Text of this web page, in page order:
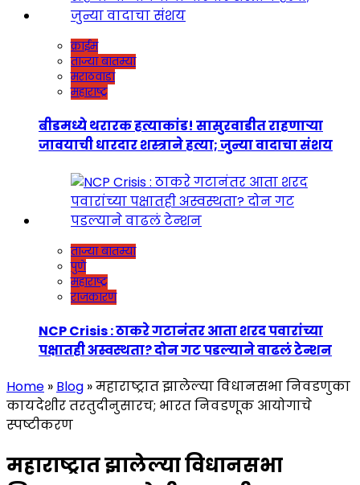
क्राईम
ताज्या बातम्या
मराठवाडा
महाराष्ट्र
बीडमध्ये थरारक हत्याकांड! सासुरवाडीत राहणाऱ्या
जावयाची धारदार शस्त्राने हत्या; जुन्या वादाचा संशय
ताज्या बातम्या
पुणे
महाराष्ट्र
राजकारण
NCP Crisis : ठाकरे गटानंतर आता शरद पवारांच्या
पक्षातही अस्वस्थता? दोन गट पडल्याने वाढलं टेन्शन
Home » Blog »महाराष्ट्रात झालेल्या विधानसभा निवडणुका
कायदेशीर तरतुदीनुसारच; भारत निवडणूक आयोगाचे
स्पष्टीकरण
महाराष्ट्रात झालेल्या विधानसभा